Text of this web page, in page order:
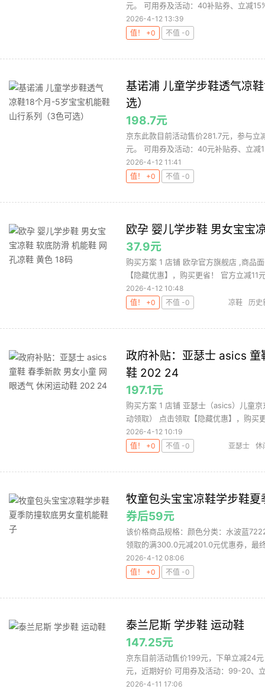
元。 可用券及活动：40补贴券、立减
2026-4-12 13:39
值！ +0
不值 -0
基诺浦 儿童学步鞋透气凉
选）
198.7元
京东此款目前活动售价281.7元，参与
元。 可用券及活动：40元补贴券、立减
2026-4-12 11:41
值！ +0
不值 -0
欧孕 婴儿学步鞋 男女宝宝
37.9元
购买方案 1 店铺 欧孕官方旗舰店 ,商品
【隐藏优惠】，购买更省！ 官方立减11
2026-4-12 10:48
值！ +0
不值 -0 凉鞋 历史
政府补贴：亚瑟士 asics 童
鞋 202 24
197.1元
购买方案 1 店铺 亚瑟士（asics）儿童
动领取） 点击领取【隐藏优惠】，购买
2026-4-12 10:19
值！ +0
不值 -0 亚瑟士 休
牧童包头宝宝凉鞋学步鞋
券后59元
该价格商品规格：颜色分类：水波蓝
领取的满300.0元减201.0元优惠券，最
2026-4-12 08:06
值！ +0
不值 -0
泰兰尼斯 学步鞋 运动鞋
147.25元
京东目前活动售价199元，下单立减24
元，近期好价 可用券及活动：99-20、
2026-4-11 17:06